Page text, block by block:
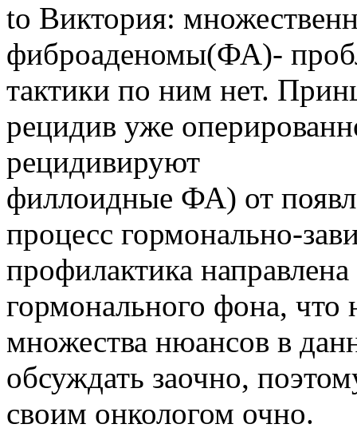
to Виктория:
фиброаденомы(ФА)-
тактики по ним нет.
рецидив уже
рецидивируют
филлоидные ФА) от
процесс гормонально-
профилактика
гормонального фона, что
множества нюансов в
обсуждать заочно,
своим онкологом очно.